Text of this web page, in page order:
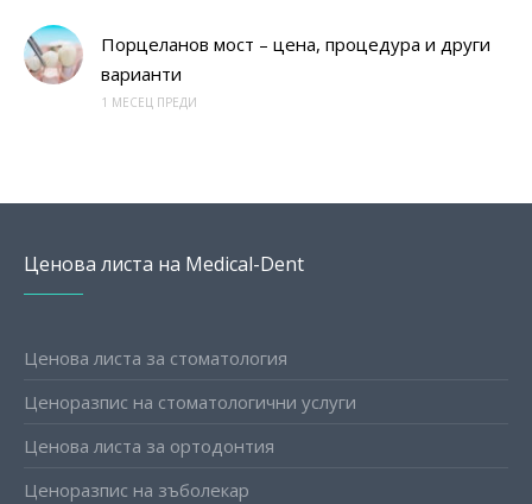
Порцеланов мост – цена, процедура и други
варианти
1 МЕСЕЦ ПРЕДИ
Ценова листа на Medical-Dent
Ценова листа за стоматология
Ценоразпис на стоматологични услуги
Ценова листа за ортодонтия
Ценоразпис на зъболекар